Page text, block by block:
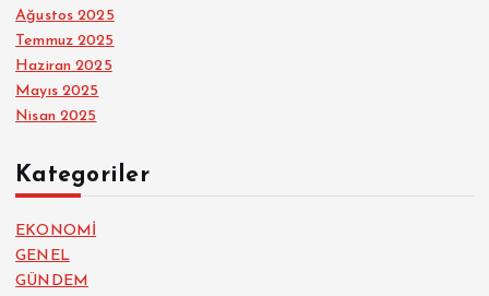
Ağustos 2025
Temmuz 2025
Haziran 2025
Mayıs 2025
Nisan 2025
Kategoriler
EKONOMİ
GENEL
GÜNDEM